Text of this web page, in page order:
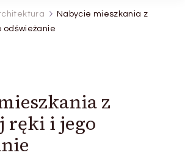
Nabycie mieszkania z
odświeżanie
z
ręki i jego